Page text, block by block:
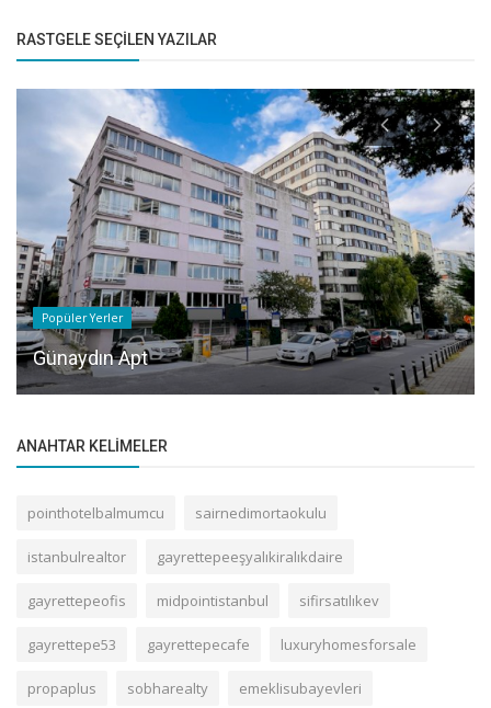
RASTGELE SEÇILEN YAZILAR
Popüler Yerler
Günaydın Apt
ANAHTAR KELIMELER
pointhotelbalmumcu sairnedimortaokulu
istanbulrealtor gayrettepeeşyalıkiralıkdaire
gayrettepeofis midpointistanbul sifirsatılıkev
gayrettepe53 gayrettepecafe luxuryhomesforsale
propaplus sobharealty emeklisubayevleri